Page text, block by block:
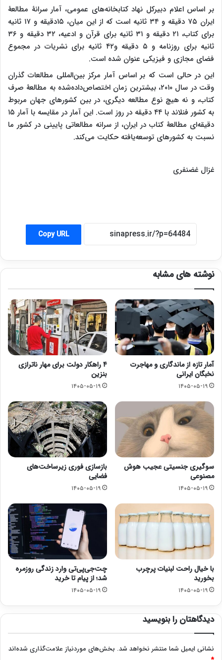
بر اساس اعلام دبیرکل نهاد کتابخانه‌های عمومی، آمار سرانۀ مطالعۀ
ایران ۷۵ دقیقه و ۳۴ ثانیه است که از این میان، ۱۵‌دقیقه و ۱۷ ثانیه
برای کتاب، ۲۱ دقیقه و ۳۱ ثانیه برای قرآن و ادعیه، ۳۲ دقیقه و ۳۶
ثانیه برای روزنامه و ۵ دقیقه و۴۲ ثانیه برای نشریات در مجموع
فضای مجازی و فیزیکی عنوان شده است.
این در حالی است که بر اساس آمار مرکز بین‌المللی مطالعات گذران
وقت در سال ۲۰۱۰، بیشترین زمان اختصاص‌داده‌شده به مطالعۀ صرف
کتاب، و نه هیچ نوع مطالعه دیگری، در بین کشورهای جهان مربوط
به کشور فنلاند با ۴۴ دقیقه در روز است. این آمار در مقایسه با آمار ۱۵
دقیقه‌ای مطالعۀ کتاب در ایران، از سرانه مطالعاتی پایینی در کشور ما
نسبت به کشورهای توسعه‌یافته حکایت می‌کند.
غزال غضنفری
Copy URL
نوشته های مشابه
آمار تازه از ماندگاری و مهاجرت
نخبگان ایرانی
۱۴۰۵-۰۵-۱۹
۴ راهکار دولت برای مهار ناترازی
بنزین
۱۴۰۵-۰۵-۱۹
سوگیری جنسیتی عجیب هوش
مصنوعی
۱۴۰۵-۰۵-۱۹
بازسازی فوری زیرساخت‌های
فضایی
۱۴۰۵-۰۵-۱۹
با خیال راحت لبنیات پرچرب
بخورید
۱۴۰۵-۰۵-۱۹
چت‌جی‌پی‌تی وارد زندگی روزمره
شد؛ از پیام تا خرید
۱۴۰۵-۰۵-۱۹
دیدگاهتان را بنویسید
نشانی ایمیل شما منتشر نخواهد شد. بخش‌های موردنیاز علامت‌گذاری شده‌اند